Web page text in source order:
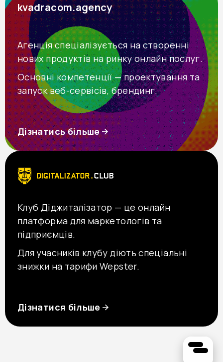
kvadracom.agency
Агенція спеціалізується на створенні
нових продуктів на ринку онлайн послуг.
Основні компетенції — проектування та
запуск веб-сервісів, брендинг.
Дізнатись більше
Клуб Діджиталізатор — це онлайн
платформа для маркетологів та
підприємців.
Для учасників клубу діють спеціальні
знижки на тарифи Wepster.
Дізнатися більше